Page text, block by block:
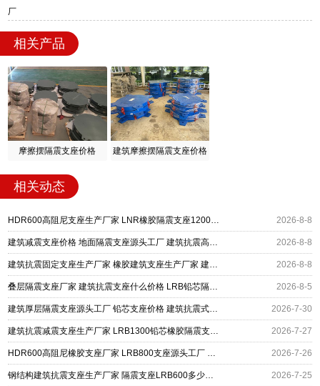
厂
相关产品
摩擦摆隔震支座价格 建筑摩擦摆隔震支座价格
相关动态
HDR600高阻尼支座生产厂家 LNR橡胶隔震支座1200厂家 建筑抗震铅芯支座厂家 2026-8-8
建筑减震支座价格 地面隔震支座源头工厂 建筑抗震高阻尼支座厂家 2026-8-8
建筑抗震固定支座生产厂家 橡胶建筑支座生产厂家 建筑高阻尼减震隔震支座厂家 2026-8-8
叠层隔震支座厂家 建筑抗震支座什么价格 LRB铅芯隔震支座600厂家 2026-8-5
建筑厚层隔震支座源头工厂 铅芯支座价格 建筑抗震式橡胶隔震支座定制 2026-7-30
建筑抗震减震支座生产厂家 LRB1300铅芯橡胶隔震支座厂家电话 抗震支座LNR700多少钱 2026-7-27
HDR600高阻尼橡胶支座厂家 LRB800支座源头工厂 钢连廊用建筑抗震支座 2026-7-26
钢结构建筑抗震支座生产厂家 隔震支座LRB600多少钱 LNR1100支座多少钱 2026-7-25